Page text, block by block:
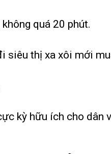
quá 20 phút.
siêu thị xa xôi mới
kỳ hữu ích cho dân